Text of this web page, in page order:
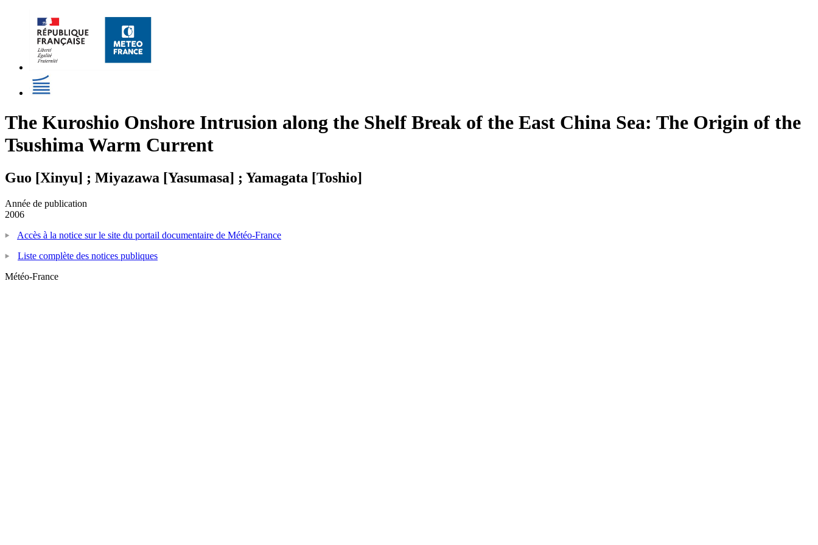
The Kuroshio Onshore Intrusion along the Shelf Break of the East China Sea: The Origin of the
Tsushima Warm Current
Guo [Xinyu] ; Miyazawa [Yasumasa] ; Yamagata [Toshio]
Année de publication
2006
Accès à la notice sur le site du portail documentaire de Météo-France
Liste complète des notices publiques
Météo-France